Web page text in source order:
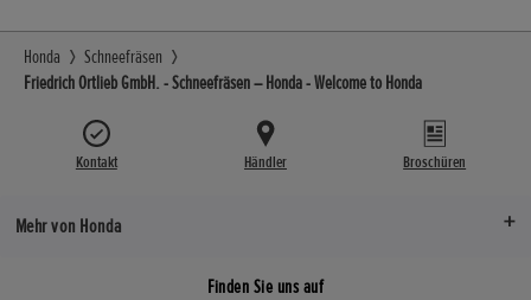
Honda
Schneefräsen
Friedrich Ortlieb GmbH. - Schneefräsen – Honda - Welcome to Honda
Kontakt Händler Broschüren
Mehr von Honda
Finden Sie uns auf